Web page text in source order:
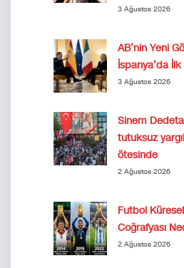
3 Ağustos 2026
AB’nin Yeni
İspanya’da İlk
3 Ağustos 2026
Sinem
tutuksuz
ötesinde
2 Ağustos 2026
Futbol
Coğrafyası
2 Ağustos 2026